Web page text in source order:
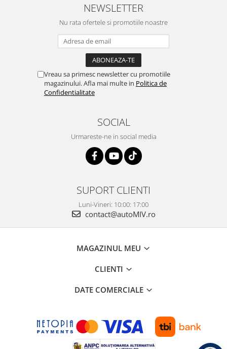
NEWSLETTER
Nu rata ofertele si promotiile noastre
Vreau sa primesc newsletter cu promotiile
magazinului. Afla mai multe in Politica de
Confidentialitate
SOCIAL
Urmareste-ne in social media
SUPORT CLIENTI
Luni-Vineri: 10:00: 17:00
contact@autoMIV.ro
MAGAZINUL MEU
CLIENTI
DATE COMERCIALE